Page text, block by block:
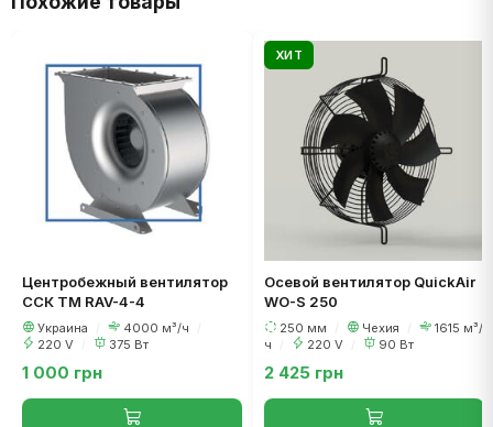
Центробежный вентилятор
ССК ТМ RAV-4-4
Украина 4000 м³/ч
220 V
375 Вт
1 000 грн
ХИТ
Осевой вентилятор QuickAir
WO-S 250
250 мм Чехия
1615 м³/
ч
220 V 90 Вт
2 425 грн